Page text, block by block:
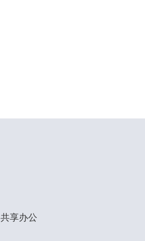
共享办公